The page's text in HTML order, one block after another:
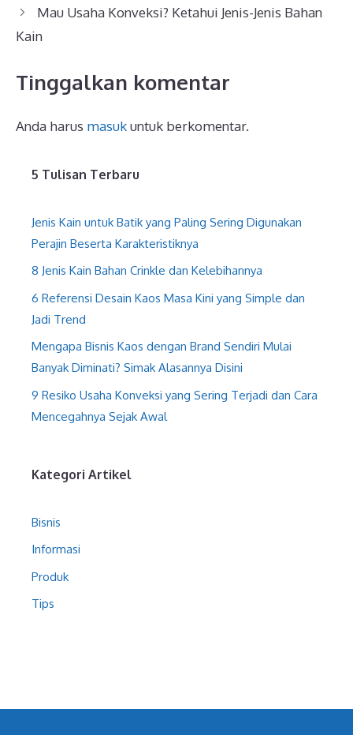
Mau Usaha Konveksi? Ketahui Jenis-Jenis Bahan
Kain
Tinggalkan komentar
Anda harus masukuntuk berkomentar.
5 Tulisan Terbaru
Jenis Kain untuk Batik yang Paling Sering Digunakan
Perajin Beserta Karakteristiknya
8 Jenis Kain Bahan Crinkle dan Kelebihannya
6 Referensi Desain Kaos Masa Kini yang Simple dan
Jadi Trend
Mengapa Bisnis Kaos dengan Brand Sendiri Mulai
Banyak Diminati? Simak Alasannya Disini
9 Resiko Usaha Konveksi yang Sering Terjadi dan Cara
Mencegahnya Sejak Awal
Kategori Artikel
Bisnis
Informasi
Produk
Tips